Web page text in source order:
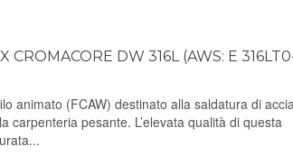
DW 316L (AWS: E
animato (FCAW) destinato alla saldatura di
pesante. L’elevata qualità di questa